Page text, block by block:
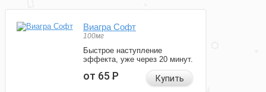
Виагра Софт
100мг
Быстрое наступление
эффекта, уже через 20 минут.
от 65Р Купить